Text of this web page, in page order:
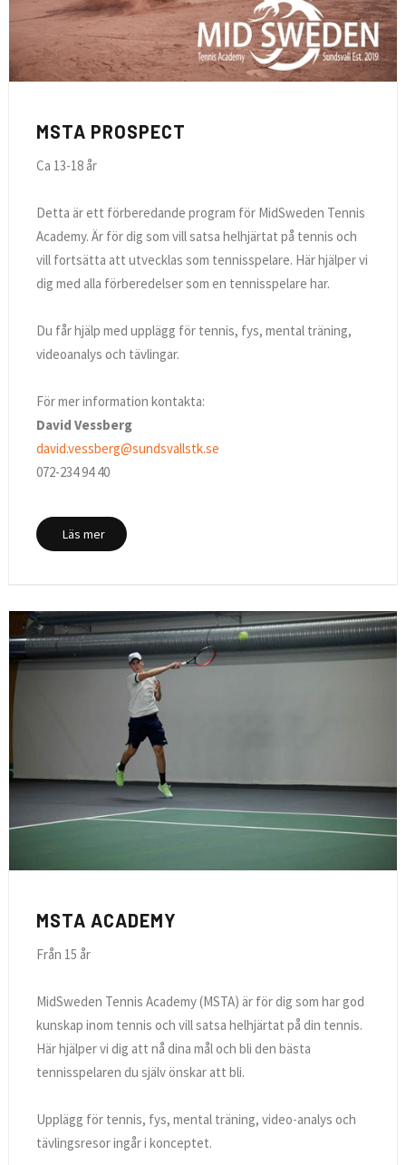
MSTA PROSPECT
Ca 13-18 år
Detta är ett förberedande program för MidSweden Tennis
Academy. Är för dig som vill satsa helhjärtat på tennis och
vill fortsätta att utvecklas som tennisspelare. Här hjälper vi
dig med alla förberedelser som en tennisspelare har.
Du får hjälp med upplägg för tennis, fys, mental träning,
videoanalys och tävlingar.
För mer information kontakta:
David Vessberg
david.vessberg@sundsvallstk.se
072-234 94 40
Läs mer
MSTA ACADEMY
Från 15 år
MidSweden Tennis Academy (MSTA) är för dig som har god
kunskap inom tennis och vill satsa helhjärtat på din tennis.
Här hjälper vi dig att nå dina mål och bli den bästa
tennisspelaren du själv önskar att bli.
Upplägg för tennis, fys, mental träning, video-analys och
tävlingsresor ingår i konceptet.